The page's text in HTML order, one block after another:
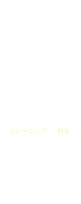
トレーニング 料金